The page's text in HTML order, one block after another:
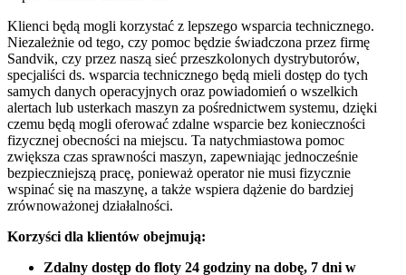
Klienci będą mogli korzystać z lepszego wsparcia technicznego.
Niezależnie od tego, czy pomoc będzie świadczona przez firmę
Sandvik, czy przez naszą sieć przeszkolonych dystrybutorów,
specjaliści ds. wsparcia technicznego będą mieli dostęp do tych
samych danych operacyjnych oraz powiadomień o wszelkich
alertach lub usterkach maszyn za pośrednictwem systemu, dzięki
czemu będą mogli oferować zdalne wsparcie bez konieczności
fizycznej obecności na miejscu. Ta natychmiastowa pomoc
zwiększa czas sprawności maszyn, zapewniając jednocześnie
bezpieczniejszą pracę, ponieważ operator nie musi fizycznie
wspinać się na maszynę, a także wspiera dążenie do bardziej
zrównoważonej działalności.
Korzyści dla klientów obejmują:
Zdalny dostęp do floty 24 godziny na dobę, 7 dni w